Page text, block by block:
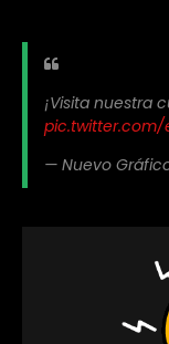
¡Visita nuestra
pic.twitter.com/
— Nuevo